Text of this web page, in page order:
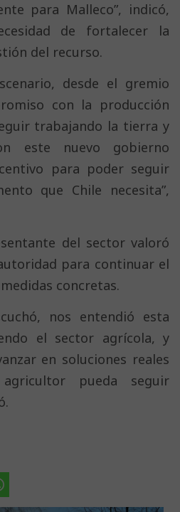
para Malleco”, indicó,
de fortalecer la
del recurso.
desde el gremio
con la producción
trabajando la tierra y
este nuevo gobierno
para poder seguir
que Chile necesita”,
del sector valoró
para continuar el
concretas.
nos entendió esta
el sector agrícola, y
en soluciones reales
pueda seguir